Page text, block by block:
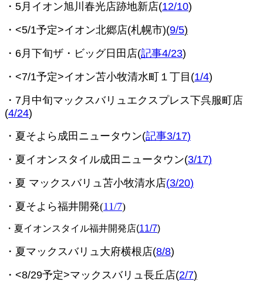
・5月イオン旭川春光店跡地新店(12/10)
・<5/1予定>イオン北郷店(札幌市)(9/5)
・6月下旬ザ・ビッグ日田店(記事4/23)
・<7/1予定>イオン苫小牧清水町１丁目(1/4)
・7月中旬マックスバリュエクスプレス下呉服町店
(4/24)
・夏そよら成田ニュータウン(記事3/17)
・夏イオンスタイル成田ニュータウン(3/17)
・夏 マックスバリュ苫小牧清水店(3/20)
・夏そよら福井開発(11/7)
・夏イオンスタイル福井開発店(11/7)
・夏マックスバリュ大府横根店(8/8)
・<8/29予定>マックスバリュ長丘店(2/7)